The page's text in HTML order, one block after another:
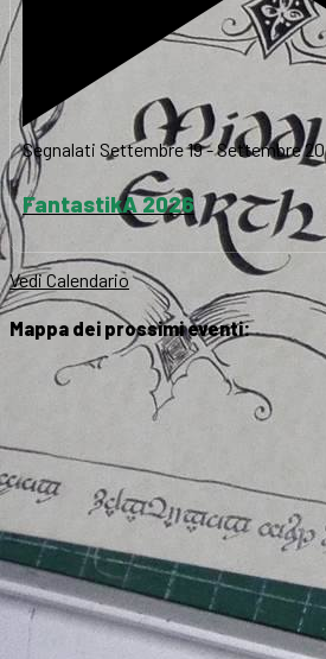
Segnalati Settembre 19-Settembre 20
FantastikA 2026
Vedi Calendario
Mappa dei prossimi eventi: